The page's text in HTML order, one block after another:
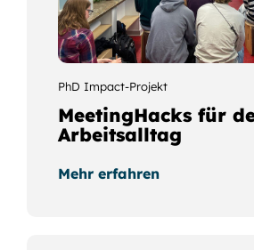
PhD Impact-Projekt
MeetingHacks für
Arbeitsalltag
Mehr erfahren